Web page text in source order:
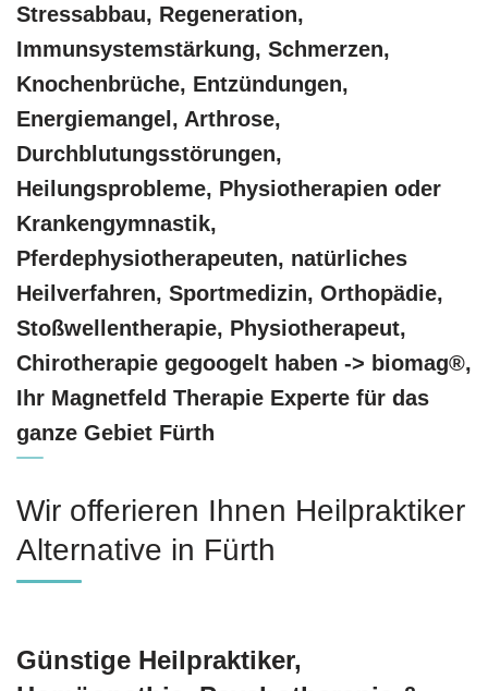
Stressabbau, Regeneration,
Immunsystemstärkung, Schmerzen,
Knochenbrüche, Entzündungen,
Energiemangel, Arthrose,
Durchblutungsstörungen,
Heilungsprobleme, Physiotherapien oder
Krankengymnastik,
Pferdephysiotherapeuten, natürliches
Heilverfahren, Sportmedizin, Orthopädie,
Stoßwellentherapie, Physiotherapeut,
Chirotherapie gegoogelt haben -> biomag®,
Ihr Magnetfeld Therapie Experte für das
ganze Gebiet Fürth
Wir offerieren Ihnen Heilpraktiker
Alternative in Fürth
Günstige Heilpraktiker,